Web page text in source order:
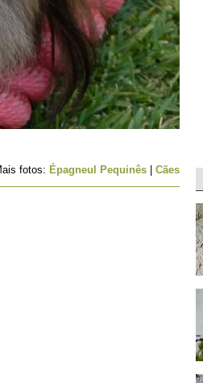
fotos: Épagneul Pequinês Cães